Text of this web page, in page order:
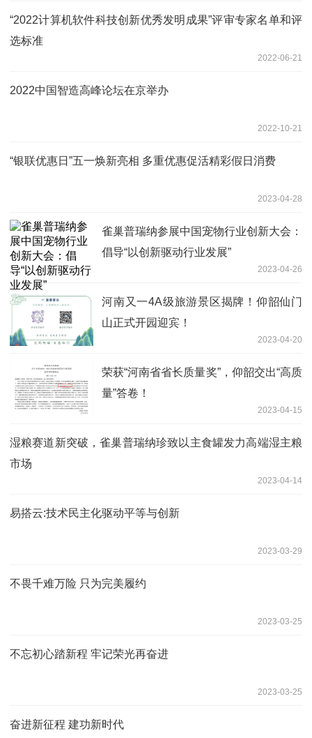
“2022计算机软件科技创新优秀发明成果”评审专家名单和评
选标准
2022-06-21
2022中国智造高峰论坛在京举办
2022-10-21
“银联优惠日”五一焕新亮相 多重优惠促活精彩假日消费
2023-04-28
雀巢普瑞纳参展中国宠物行业创新大会：
倡导“以创新驱动行业发展”
2023-04-26
河南又一4A级旅游景区揭牌！仰韶仙门
山正式开园迎宾！
2023-04-20
荣获“河南省省长质量奖”，仰韶交出“高质
量”答卷！
2023-04-15
湿粮赛道新突破，雀巢普瑞纳珍致以主食罐发力高端湿主粮
市场
2023-04-14
易搭云:技术民主化驱动平等与创新
2023-03-29
不畏千难万险 只为完美履约
2023-03-25
不忘初心踏新程 牢记荣光再奋进
2023-03-25
奋进新征程 建功新时代